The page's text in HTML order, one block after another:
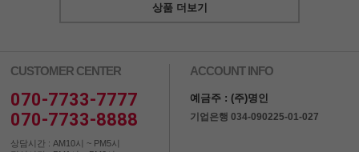
상품 더보기
CUSTOMER CENTER
070-7733-7777
070-7733-8888
상담시간 : AM10시 ~ PM5시
ACCOUNT INFO
예금주 : (주)명인
기업은행 034-090225-01-027